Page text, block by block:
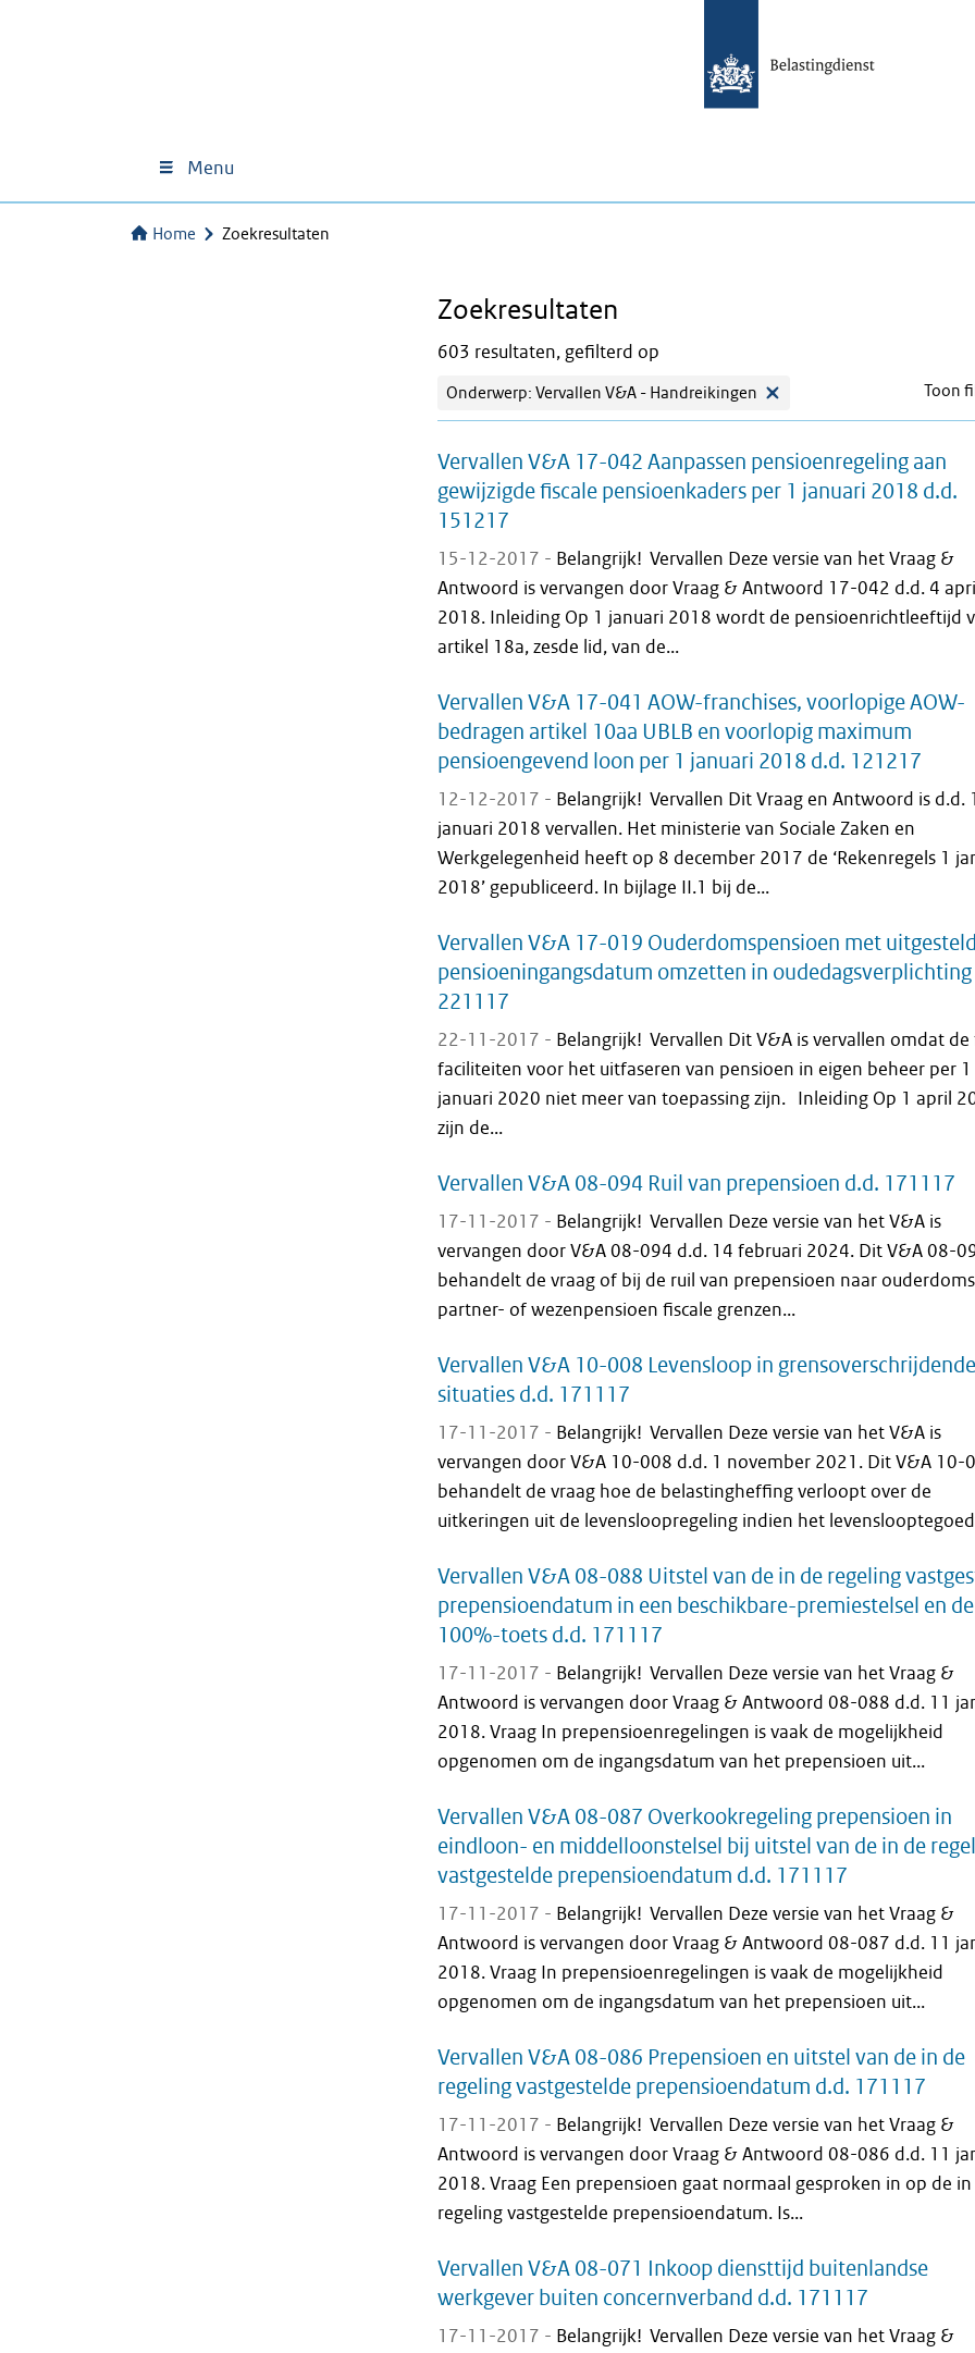
Menu
Home Zoekresultaten
Zoekresultaten
603 resultaten, gefilterd op
Onderwerp: Vervallen V&A - Handreikingen Toon
Vervallen V&A 17-042 Aanpassen pensioenregeling aan
gewijzigde fiscale pensioenkaders per 1 januari 2018 d.d.
151217
15-12-2017 - Belangrijk! Vervallen Deze versie van het Vraag &
Antwoord is vervangen door Vraag & Antwoord 17-042 d.d. 4 april
2018. Inleiding Op 1 januari 2018 wordt de pensioenrichtleeftijd
artikel 18a, zesde lid, van de...
Vervallen V&A 17-041 AOW-franchises, voorlopige AOW-
bedragen artikel 10aa UBLB en voorlopig maximum
pensioengevend loon per 1 januari 2018 d.d. 121217
12-12-2017 - Belangrijk! Vervallen Dit Vraag en Antwoord is d.d. 1
januari 2018 vervallen. Het ministerie van Sociale Zaken en
Werkgelegenheid heeft op 8 december 2017 de ‘Rekenregels 1
2018’ gepubliceerd. In bijlage II.1 bij de...
Vervallen V&A 17-019 Ouderdomspensioen met
pensioeningangsdatum omzetten in oudedagsverplichting
221117
22-11-2017 - Belangrijk! Vervallen Dit V&A is vervallen omdat de
faciliteiten voor het uitfaseren van pensioen in eigen beheer per 1
januari 2020 niet meer van toepassing zijn. Inleiding Op 1 april
zijn de...
Vervallen V&A 08-094 Ruil van prepensioen d.d. 171117
17-11-2017 - Belangrijk! Vervallen Deze versie van het V&A is
vervangen door V&A 08-094 d.d. 14 februari 2024. Dit V&A 08-
behandelt de vraag of bij de ruil van prepensioen naar
partner- of wezenpensioen fiscale grenzen...
Vervallen V&A 10-008 Levensloop in grensoverschrijdende
situaties d.d. 171117
17-11-2017 - Belangrijk! Vervallen Deze versie van het V&A is
vervangen door V&A 10-008 d.d. 1 november 2021. Dit V&A 10-
behandelt de vraag hoe de belastingheffing verloopt over de
uitkeringen uit de levensloopregeling indien het
Vervallen V&A 08-088 Uitstel van de in de regeling
prepensioendatum in een beschikbare-premiestelsel en de
100%-toets d.d. 171117
17-11-2017 - Belangrijk! Vervallen Deze versie van het Vraag &
Antwoord is vervangen door Vraag & Antwoord 08-088 d.d. 11
2018. Vraag In prepensioenregelingen is vaak de mogelijkheid
opgenomen om de ingangsdatum van het prepensioen uit...
Vervallen V&A 08-087 Overkookregeling prepensioen in
eindloon- en middelloonstelsel bij uitstel van de in de
vastgestelde prepensioendatum d.d. 171117
17-11-2017 - Belangrijk! Vervallen Deze versie van het Vraag &
Antwoord is vervangen door Vraag & Antwoord 08-087 d.d. 11
2018. Vraag In prepensioenregelingen is vaak de mogelijkheid
opgenomen om de ingangsdatum van het prepensioen uit...
Vervallen V&A 08-086 Prepensioen en uitstel van de in de
regeling vastgestelde prepensioendatum d.d. 171117
17-11-2017 - Belangrijk! Vervallen Deze versie van het Vraag &
Antwoord is vervangen door Vraag & Antwoord 08-086 d.d. 11
2018. Vraag Een prepensioen gaat normaal gesproken in op de in
regeling vastgestelde prepensioendatum. Is...
Vervallen V&A 08-071 Inkoop diensttijd buitenlandse
werkgever buiten concernverband d.d. 171117
17-11-2017 - Belangrijk! Vervallen Deze versie van het Vraag &